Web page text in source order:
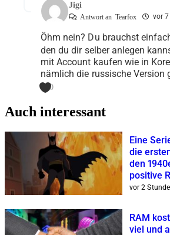
Jigi
Antwort an Tearfox vor
Öhm nein? Du brauchst
den du dir selber anlegen
mit Account kaufen wie in
nämlich die russische Version
0
Auch interessant
Eine
die
den
positive
vor 2
RAM
viel und